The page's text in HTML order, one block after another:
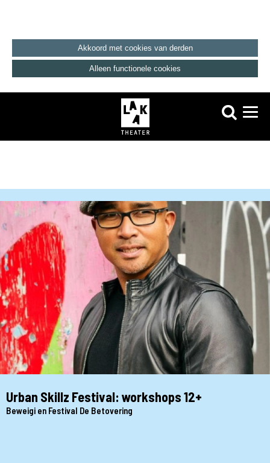
Akkoord met cookies van derden
Alleen functionele cookies
Urban Skillz Festival: workshops 12+
Beweigi en Festival De Betovering